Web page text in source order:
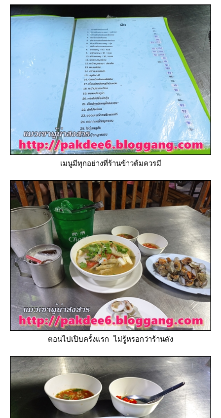
เมนูมีทุกอย่างที่ร้านข้าวต้มควรมี
ตอนไปเปิบครั้งแรก ไม่รู้หรอกว่าร้านดัง